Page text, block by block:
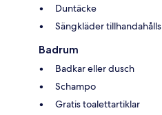
Duntäcke
Sängkläder tillhandahålls
Badrum
Badkar eller dusch
Schampo
Gratis toalettartiklar